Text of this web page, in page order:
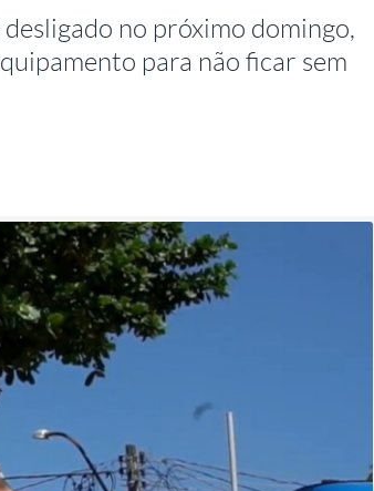
no próximo domingo,
para não ficar sem